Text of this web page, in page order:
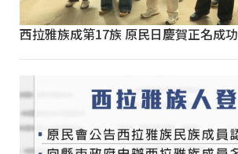
西拉雅族成第17族 原民日慶賀正名成功